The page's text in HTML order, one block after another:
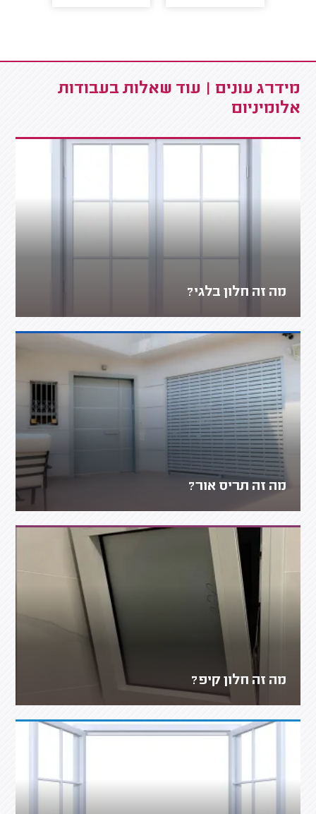
מידרג עונים | עוד שאלות בעבודות
אלומיניום
מה זה חלון בלגי?
מה זה תריס אור?
מה זה חלון קיפ?